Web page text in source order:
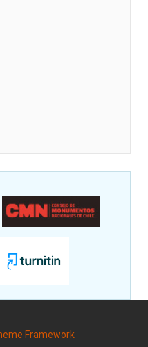
Framework